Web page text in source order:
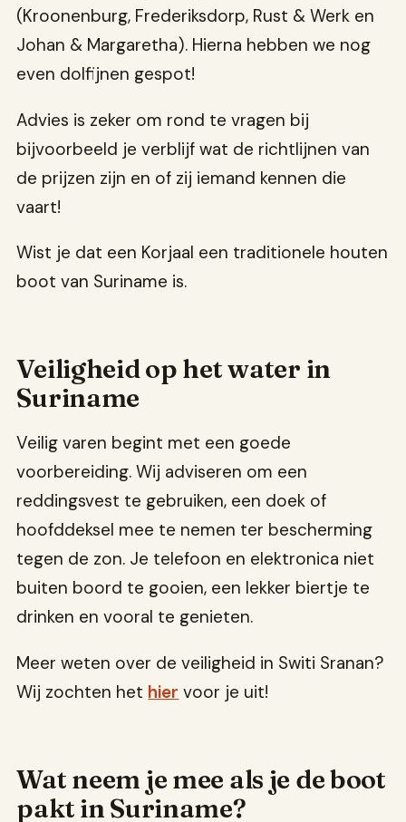
(Kroonenburg, Frederiksdorp, Rust & Werk en
Johan & Margaretha). Hierna hebben we nog
even dolfijnen gespot!
Advies is zeker om rond te vragen bij
bijvoorbeeld je verblijf wat de richtlijnen van
de prijzen zijn en of zij iemand kennen die
vaart!
Wist je dat een Korjaal een traditionele houten
boot van Suriname is.
Veiligheid op het water in
Suriname
Veilig varen begint met een goede
voorbereiding. Wij adviseren om een
reddingsvest te gebruiken, een doek of
hoofddeksel mee te nemen ter bescherming
tegen de zon. Je telefoon en elektronica niet
buiten boord te gooien, een lekker biertje te
drinken en vooral te genieten.
Meer weten over de veiligheid in Switi Sranan?
Wij zochten het hier voor je uit!
Wat neem je mee als je de boot
pakt in Suriname?